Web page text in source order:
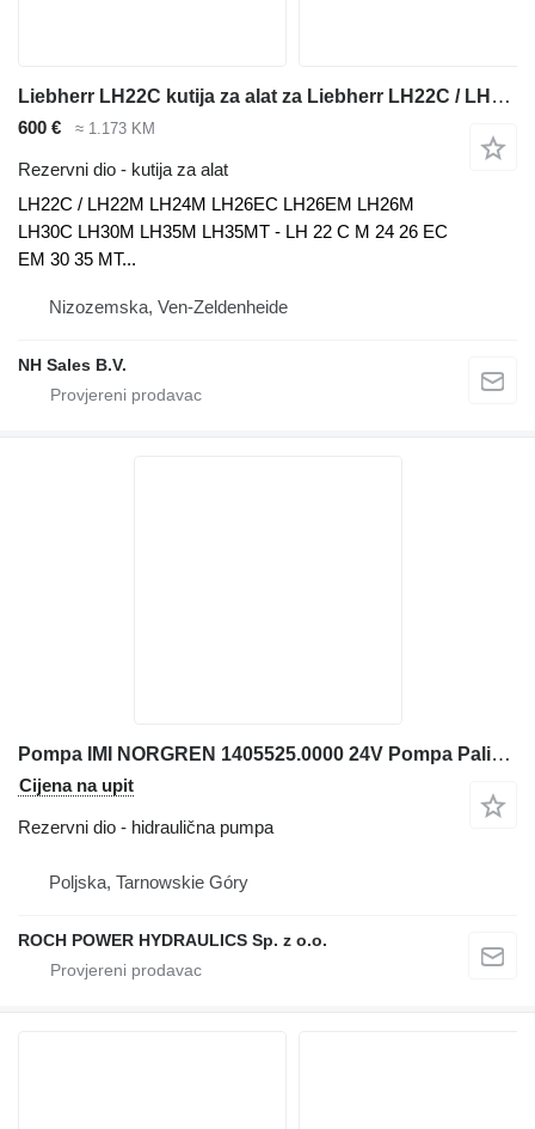
Liebherr LH22C kutija za alat za Liebherr LH22C / LH22M / LH24M bagera
600 € ≈ 1.173 KM
Rezervni dio - kutija za alat
LH22C / LH22M LH24M LH26EC LH26EM LH26M
LH30C LH30M LH35M LH35MT - LH 22 C M 24 26 EC
EM 30 35 MT...
Nizozemska, Ven-Zeldenheide
NH Sales B.V.
Pompa IMI NORGREN 1405525.0000 24V Pompa Paliwa hidraulična pumpa za Liebherr 566 2+2 prednjeg utovarivača
Cijena na upit
Rezervni dio - hidraulična pumpa
Poljska, Tarnowskie Góry
ROCH POWER HYDRAULICS Sp. z o.o.